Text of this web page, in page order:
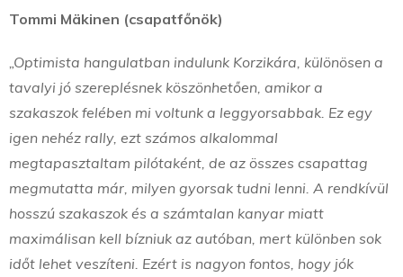
Tommi Mäkinen (csapatfőnök)
„Optimista hangulatban indulunk Korzikára, különösen a
tavalyi jó szereplésnek köszönhetően, amikor a
szakaszok felében mi voltunk a leggyorsabbak. Ez egy
igen nehéz rally, ezt számos alkalommal
megtapasztaltam pilótaként, de az összes csapattag
megmutatta már, milyen gyorsak tudni lenni. A rendkívül
hosszú szakaszok és a számtalan kanyar miatt
maximálisan kell bízniuk az autóban, mert különben sok
időt lehet veszíteni. Ezért is nagyon fontos, hogy jók